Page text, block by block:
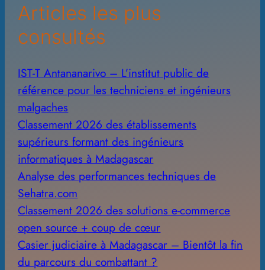
s
Articles les plus
consultés
IST-T Antananarivo – L’institut public de
référence pour les techniciens et ingénieurs
malgaches
Classement 2026 des établissements
supérieurs formant des ingénieurs
informatiques à Madagascar
Analyse des performances techniques de
Sehatra.com
Classement 2026 des solutions e-commerce
open source + coup de cœur
Casier judiciaire à Madagascar – Bientôt la fin
du parcours du combattant ?